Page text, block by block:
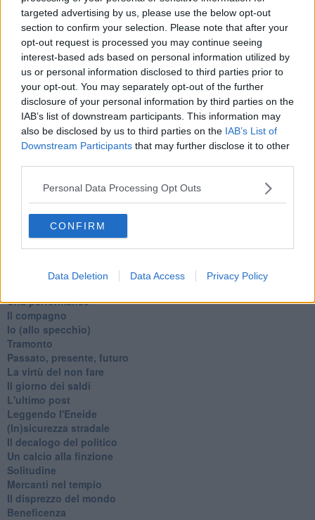
targeted advertising by us, please use the below opt-out
section to confirm your selection. Please note that after your
opt-out request is processed you may continue seeing
interest-based ads based on personal information utilized by
us or personal information disclosed to third parties prior to
your opt-out. You may separately opt-out of the further
disclosure of your personal information by third parties on the
IAB’s list of downstream participants. This information may
also be disclosed by us to third parties on the IAB’s List of
Downstream Participants that may further disclose it to other
Personal Data Processing Opt Outs
CONFIRM
Data Deletion Data Access Privacy Policy
Fu vera gloria?
La guerricciola delle due rose
La truffa all'anziano
Alla fermata dell'autobus
La repressione sessuale per sentito dire
Diseducazione televisiva e inerzia della politica
Foto storica
Esequie solenni
Nostalgia del sangue blu
Teste calde
Non avere e non essere
Schizzi di fango
Sor-riso amaro
Fine anno al ristorante
La festa di Capodanno
A noi interessa il dito non la luna
Una performance
Il compagno
​Io (allo specchio)
Tramonto
Passato, presente, futuro
La virtù del non fare
Il giorno dei saldi
L'ultimo post
Leggendo l'Eneide
​(In)sicurezza stradale
Il decalogo del politico
Un calcio alla finzione
Solitudine
Mercanti nel tempio
Il disprezzo del mondo
Beneficenza